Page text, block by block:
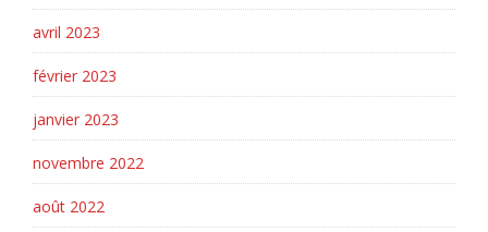
avril 2023
février 2023
janvier 2023
novembre 2022
août 2022